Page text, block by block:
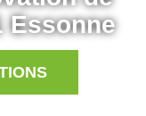
Essonne